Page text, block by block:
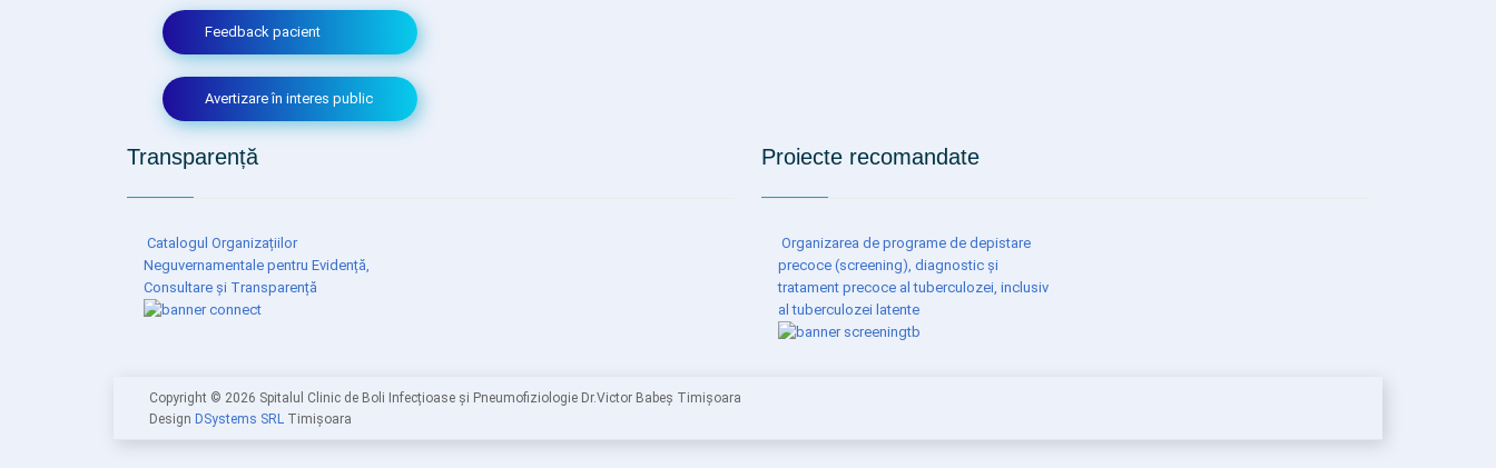
Feedback pacient
Avertizare în interes public
Transparență
Catalogul Organizațiilor
Neguvernamentale pentru Evidență,
Consultare și Transparență
Proiecte recomandate
Organizarea de programe de depistare
precoce (screening), diagnostic și
tratament precoce al tuberculozei, inclusiv
al tuberculozei latente
Copyright © 2026 Spitalul Clinic de Boli Infecțioase și Pneumofiziologie Dr.Victor Babeș Timișoara
Design DSystems SRL Timișoara